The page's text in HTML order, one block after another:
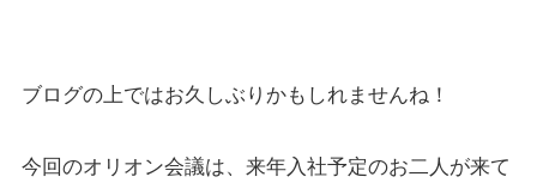
ブログの上ではお久しぶりかもしれませんね！
今回のオリオン会議は、来年入社予定のお二人が来て